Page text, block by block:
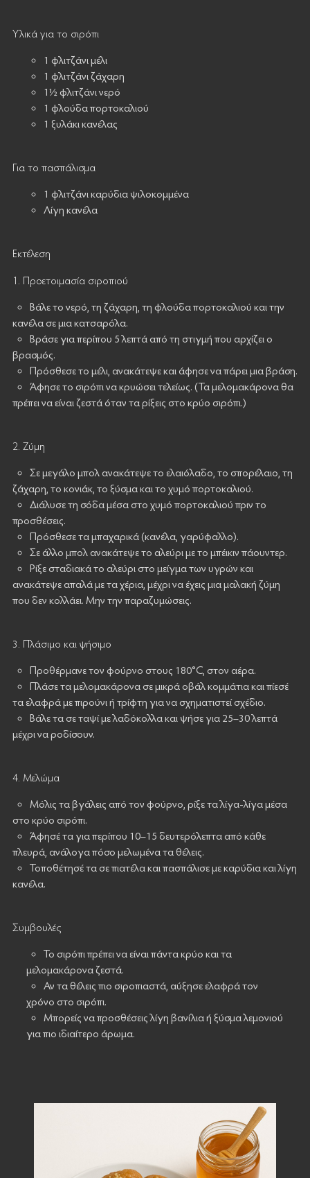
Υλικά για το σιρόπι
1 φλιτζάνι μέλι
1 φλιτζάνι ζάχαρη
1½ φλιτζάνι νερό
1 φλούδα πορτοκαλιού
1 ξυλάκι κανέλας
Για το πασπάλισμα
1 φλιτζάνι καρύδια ψιλοκομμένα
Λίγη κανέλα
Εκτέλεση
1. Προετοιμασία σιροπιού
Βάλε το νερό, τη ζάχαρη, τη φλούδα πορτοκαλιού και την
κανέλα σε μια κατσαρόλα.
Βράσε για περίπου 5 λεπτά από τη στιγμή που αρχίζει ο
βρασμός.
Πρόσθεσε το μέλι, ανακάτεψε και άφησε να πάρει μια βράση.
Άφησε το σιρόπι να κρυώσει τελείως. (Τα μελομακάρονα θα
πρέπει να είναι ζεστά όταν τα ρίξεις στο κρύο σιρόπι.)
2. Ζύμη
Σε μεγάλο μπολ ανακάτεψε το ελαιόλαδο, το σπορέλαιο, τη
ζάχαρη, το κονιάκ, το ξύσμα και το χυμό πορτοκαλιού.
Διάλυσε τη σόδα μέσα στο χυμό πορτοκαλιού πριν το
προσθέσεις.
Πρόσθεσε τα μπαχαρικά (κανέλα, γαρύφαλλο).
Σε άλλο μπολ ανακάτεψε το αλεύρι με το μπέικιν πάουντερ.
Ρίξε σταδιακά το αλεύρι στο μείγμα των υγρών και
ανακάτεψε απαλά με τα χέρια, μέχρι να έχεις μια μαλακή ζύμη
που δεν κολλάει. Μην την παραζυμώσεις.
3. Πλάσιμο και ψήσιμο
Προθέρμανε τον φούρνο στους 180°C, στον αέρα.
Πλάσε τα μελομακάρονα σε μικρά οβάλ κομμάτια και πίεσέ
τα ελαφρά με πιρούνι ή τρίφτη για να σχηματιστεί σχέδιο.
Βάλε τα σε ταψί με λαδόκολλα και ψήσε για 25–30 λεπτά
μέχρι να ροδίσουν.
4. Μελώμα
Μόλις τα βγάλεις από τον φούρνο, ρίξε τα λίγα-λίγα μέσα
στο κρύο σιρόπι.
Άφησέ τα για περίπου 10–15 δευτερόλεπτα από κάθε
πλευρά, ανάλογα πόσο μελωμένα τα θέλεις.
Τοποθέτησέ τα σε πιατέλα και πασπάλισε με καρύδια και λίγη
κανέλα.
Συμβουλές
Το σιρόπι πρέπει να είναι πάντα κρύο και τα
μελομακάρονα ζεστά.
Αν τα θέλεις πιο σιροπιαστά, αύξησε ελαφρά τον
χρόνο στο σιρόπι.
Μπορείς να προσθέσεις λίγη βανίλια ή ξύσμα λεμονιού
για πιο ιδιαίτερο άρωμα.